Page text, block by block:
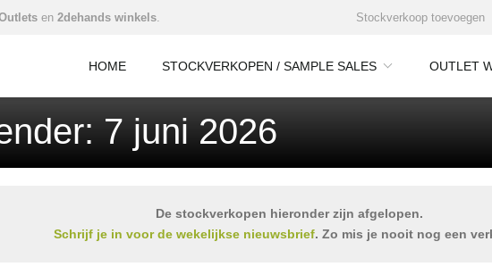
en 2dehands winkels. Stockverkoop toevoegen
HOME STOCKVERKOPEN / SAMPLE SALES OUTLET
7 juni 2026
De stockverkopen hieronder zijn afgelopen.
Schrijf je in voor de wekelijkse nieuwsbrief. Zo mis je nooit nog een